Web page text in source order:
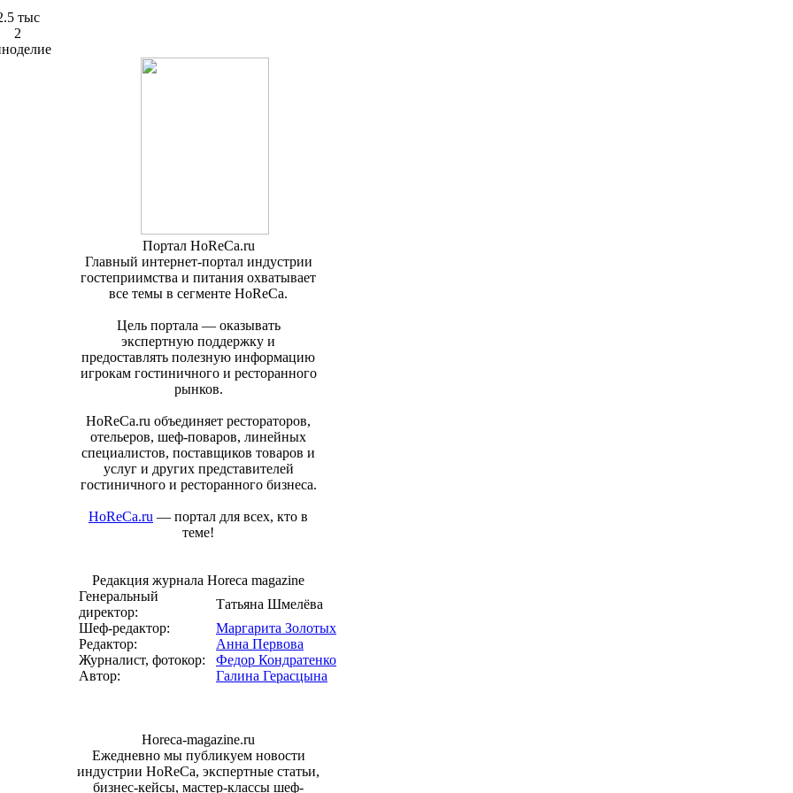
тыс
2
Портал HoReCa.ru
Главный интернет-портал индустрии
гостеприимства и питания охватывает
все темы в сегменте HoReCa.
Цель портала — оказывать
экспертную поддержку и
предоставлять полезную информацию
игрокам гостиничного и ресторанного
рынков.
HoReCa.ru объединяет рестораторов,
отельеров, шеф-поваров, линейных
специалистов, поставщиков товаров и
услуг и других представителей
гостиничного и ресторанного бизнеса.
HoReCa.ru — портал для всех, кто в
теме!
Редакция журнала Horeca magazine
Генеральный
директор:
Татьяна Шмелёва
Шеф-редактор:
Маргарита Золотых
Редактор:
Анна Первова
Журналист, фотокор:
Федор Кондратенко
Автор:
Галина Герасцына
Horeca-magazine.ru
Ежедневно мы публикуем новости
индустрии HoReCa, экспертные статьи,
бизнес-кейсы, мастер-классы шеф-